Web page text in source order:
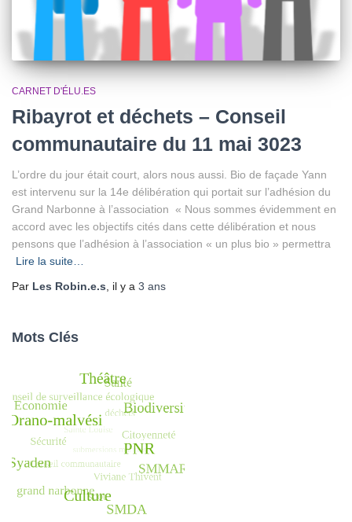
CARNET D'ÉLU.ES
Ribayrot et déchets – Conseil
communautaire du 11 mai 3023
L’ordre du jour était court, alors nous aussi. Bio de façade Yann
est intervenu sur la 14e délibération qui portait sur l’adhésion du
Grand Narbonne à l’association « Nous sommes évidemment en
accord avec les objectifs cités dans cette délibération et nous
pensons que l’adhésion à l’association « un plus bio » permettra
Lire la suite…
Par Les Robin.e.s , il y a 3 ans
Mots Clés